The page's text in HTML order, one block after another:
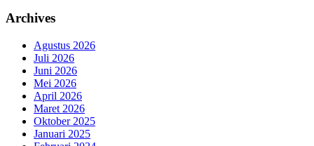
Archives
Agustus 2026
Juli 2026
Juni 2026
Mei 2026
April 2026
Maret 2026
Oktober 2025
Januari 2025